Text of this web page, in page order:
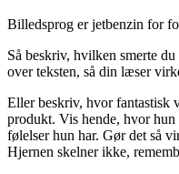
Billedsprog er jetbenzin for
Så beskriv, hvilken smerte
over teksten, så din læser
Eller beskriv, hvor fantastisk
produkt. Vis hende, hvor
følelser hun har. Gør det så
Hjernen skelner ikke,